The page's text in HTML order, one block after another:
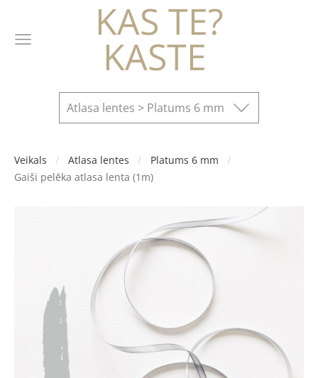
KAS TE?
KASTE
Atlasa lentes > Platums 6 mm
Veikals Atlasa lentes
Platums 6 mm
Gaiši pelēka atlasa lenta (1m)